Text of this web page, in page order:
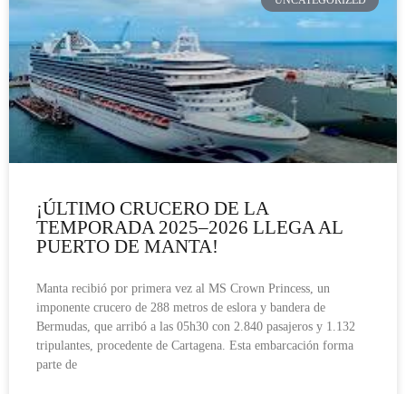
¡ÚLTIMO CRUCERO DE LA
TEMPORADA 2025–2026 LLEGA AL
PUERTO DE MANTA!
Manta recibió por primera vez al MS Crown Princess, un
imponente crucero de 288 metros de eslora y bandera de
Bermudas, que arribó a las 05h30 con 2.840 pasajeros y 1.132
tripulantes, procedente de Cartagena. Esta embarcación forma
parte de